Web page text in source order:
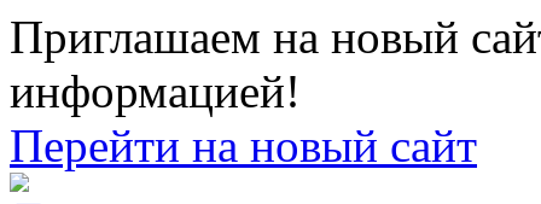
Приглашаем на новый
информацией!
Перейти на новый сайт